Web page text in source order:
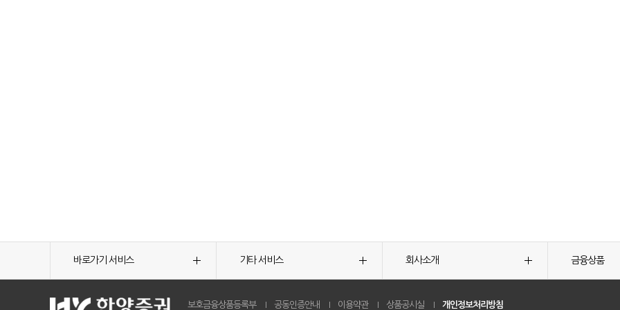
바로가기 서비스 기타 서비스 회사소개 금융상품
보호금융상품등록부 공동인증안내 이용약관 상품공시실 개인정보처리방침